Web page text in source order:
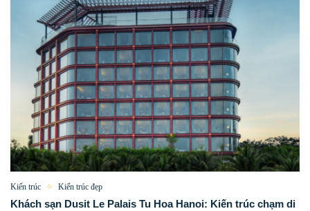
Kiến trúc Kiến trúc đẹp
Khách sạn Dusit Le Palais Tu Hoa Hanoi: Kiến trúc chạm di